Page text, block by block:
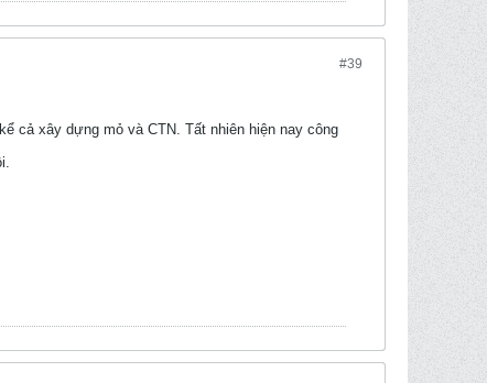
#39
cả xây dựng mỏ và CTN. Tất nhiên hiện nay công